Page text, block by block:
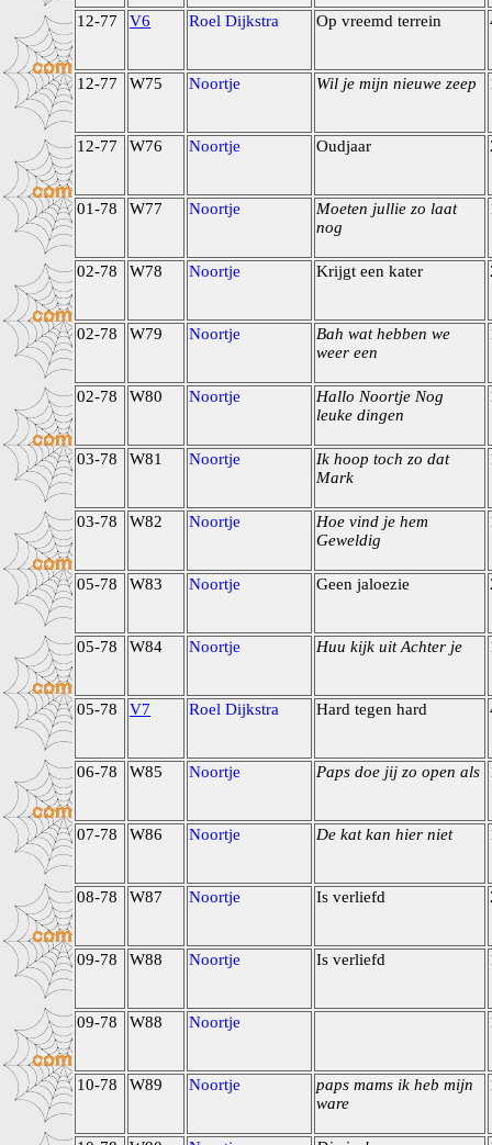
12-77 V6 Roel Dijkstra Op vreemd terrein
12-77 W75 Noortje Wil je mijn nieuwe zeep
12-77 W76 Noortje Oudjaar
01-78 W77 Noortje
Moeten jullie zo laat
nog
02-78 W78 Noortje Krijgt een kater
02-78 W79 Noortje
Bah wat hebben we
weer een
02-78 W80 Noortje
Hallo Noortje Nog
leuke dingen
03-78 W81 Noortje
Ik hoop toch zo dat
Mark
03-78 W82 Noortje
Hoe vind je hem
Geweldig
05-78 W83 Noortje Geen jaloezie
05-78 W84 Noortje Huu kijk uit Achter je
05-78 V7 Roel Dijkstra Hard tegen hard
06-78 W85 Noortje Paps doe jij zo open als
07-78 W86 Noortje De kat kan hier niet
08-78 W87 Noortje Is verliefd
09-78 W88 Noortje Is verliefd
09-78 W88 Noortje
10-78 W89 Noortje
paps mams ik heb mijn
ware